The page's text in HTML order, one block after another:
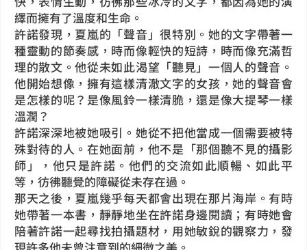
繹而擁有了溫度和生命。
許諾發現，夏嵐的「聲音」很特別。她的文字帶著一
種靈動的節奏感，時而像輕快的短詩，時而像充滿哲
理的散文。他從未如此渴望「聽見」一個人的聲音。
他開始想像，擁有這樣清澈文字的女孩，她的聲音會
是怎樣的呢？是像風鈴一樣清脆，還是像大提琴一樣
溫潤？
許諾深深地被她吸引。她從不把他當成一個需要被特
殊對待的人。在她面前，他不是「那個聽不見的攝影
師」，他只是許諾。他們的交流如此順暢、如此平
等，彷彿聽覺的障礙從未存在過。
那天之後，夏嵐幾乎每天都會出現在那片海岸。有時
她帶著一本書，靜靜地坐在許諾身邊閱讀；有時她會
陪著許諾一起尋找拍攝題材，用她敏銳的觀察力，發